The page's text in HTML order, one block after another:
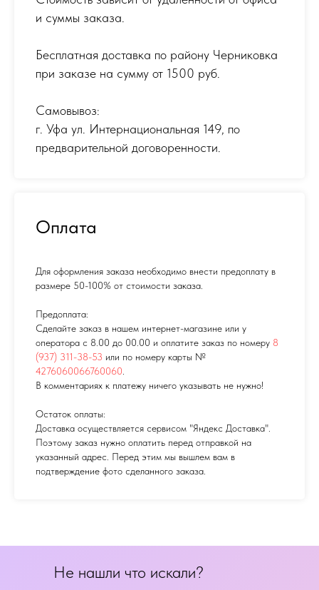
и суммы заказа.
Бесплатная доставка по району Черниковка
при заказе на сумму от 1500 руб.
Самовывоз:
г. Уфа ул. Интернациональная 149, по
предварительной договоренности.
Оплата
Для оформления заказа необходимо внести предоплату в
размере 50-100% от стоимости заказа.
Предоплата:
Сделайте заказ в нашем интернет-магазине или у
оператора с 8.00 до 00.00 и оплатите заказ по номеру 8
(937) 311-38-53 или по номеру карты №
4276060066760060
В комментариях к платежу ничего указывать не нужно!
Остаток оплаты:
Доставка осуществляется сервисом "Яндекс Доставка".
Поэтому заказ нужно оплатить перед отправкой на
указанный адрес. Перед этим мы вышлем вам в
подтверждение фото сделанного заказа.
Не нашли что искали?